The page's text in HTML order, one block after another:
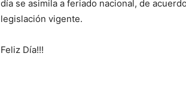
día se asimila a feriado nacional, de
legislación vigente.
Feliz Día!!!